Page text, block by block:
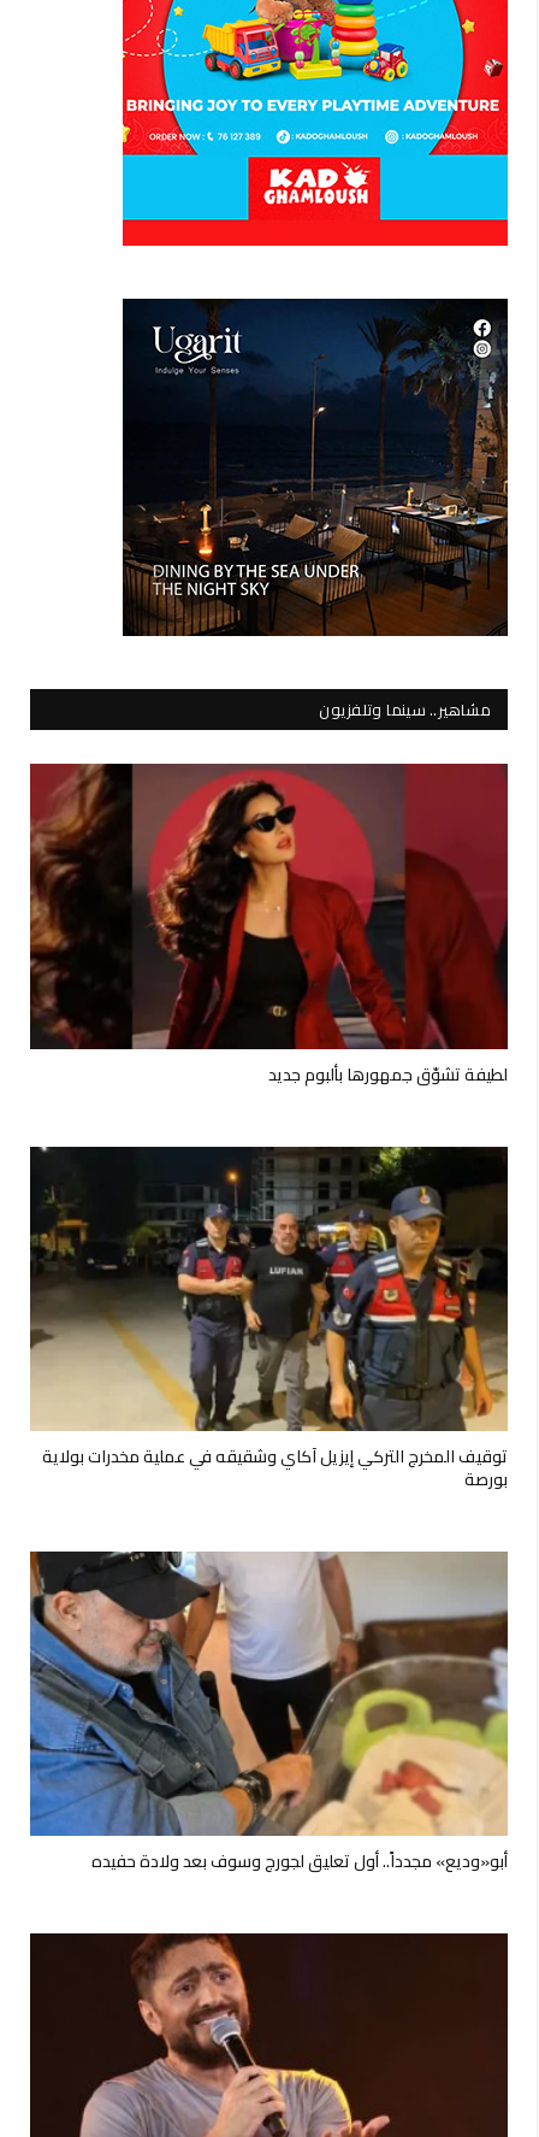
مشاهير.. سينما وتلفزيون
لطيفة تشوّق جمهورها بألبوم جديد
توقيف المخرج التركي إيزيل آكاي وشقيقه في عملية مخدرات بولاية
بورصة
أبو«وديع» مجدداً.. أول تعليق لجورج وسوف بعد ولادة حفيده